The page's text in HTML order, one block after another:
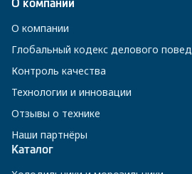
О компании
О компании
Глобальный кодекс делового
Контроль качества
Технологии и инновации
Отзывы о технике
Наши партнёры
Каталог